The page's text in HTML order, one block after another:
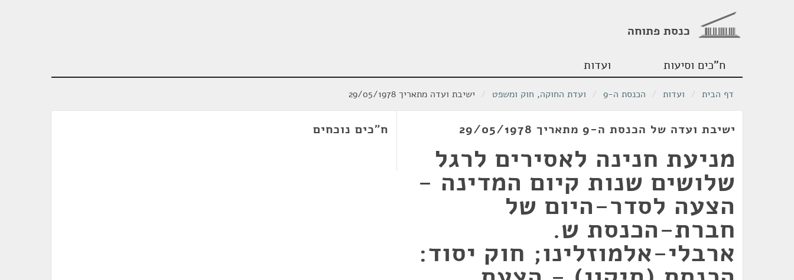
כנסת פתוחה
ח"כים וסיעות ועדות
דף הבית / ועדות / הכנסת ה-9 / ועדת החוקה, חוק ומשפט / ישיבת ועדה מתאריך 29/05/1978
ישיבת ועדה של הכנסת ה-9 מתאריך 29/05/1978
מניעת חנינה לאסירים לרגל
שלושים שנות קיום המדינה -
הצעה לסדר-היום של
חברת-הכנסת ש.
ארבלי-אלמוזלינו; חוק יסוד:
ח"כים נוכחים